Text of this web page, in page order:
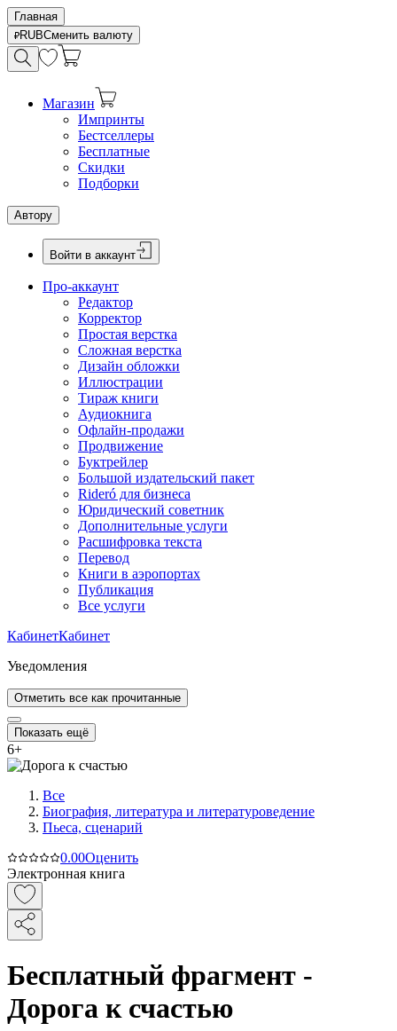
Главная
RUBСменить валюту
Магазин
Импринты
Бестселлеры
Бесплатные
Скидки
Подборки
Автору
Войти в аккаунт
Про-аккаунт
Редактор
Корректор
Простая верстка
Сложная верстка
Дизайн обложки
Иллюстрации
Тираж книги
Аудиокнига
Офлайн-продажи
Продвижение
Буктрейлер
Большой издательский пакет
Rideró для бизнеса
Юридический советник
Дополнительные услуги
Расшифровка текста
Перевод
Книги в аэропортах
Публикация
Все услуги
КабинетКабинет
Уведомления
Отметить все как прочитанные
Показать ещё
6+
Все
Биография, литература и литературоведение
Пьеса, сценарий
0.00Оценить
Электронная книга
Бесплатный фрагмент -
Дорога к счастью